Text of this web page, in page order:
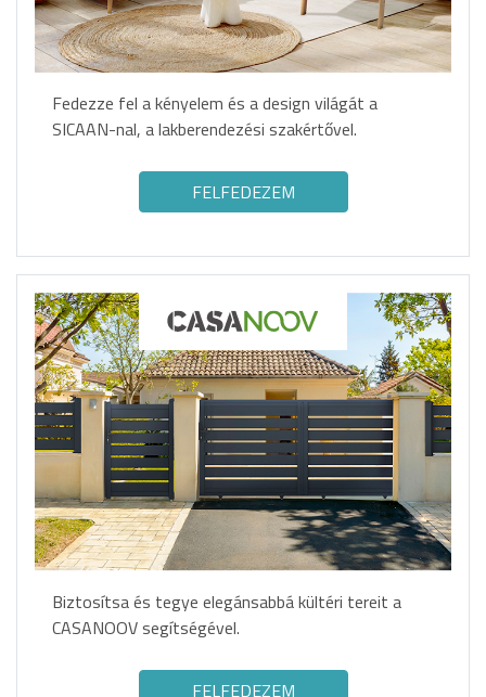
Fedezze fel a kényelem és a design világát a
SICAAN-nal, a lakberendezési szakértővel.
FELFEDEZEM
Biztosítsa és tegye elegánsabbá kültéri tereit a
CASANOOV segítségével.
FELFEDEZEM